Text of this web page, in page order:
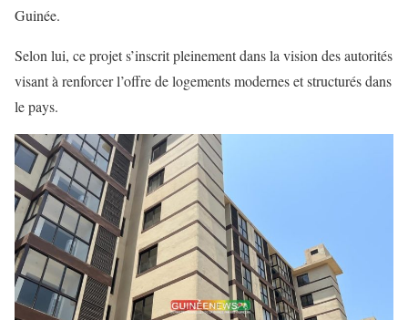
Guinée.
Selon lui, ce projet s’inscrit pleinement dans la vision des autorités
visant à renforcer l’offre de logements modernes et structurés dans
le pays.